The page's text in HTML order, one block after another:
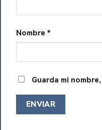
Nombre *
Guarda mi